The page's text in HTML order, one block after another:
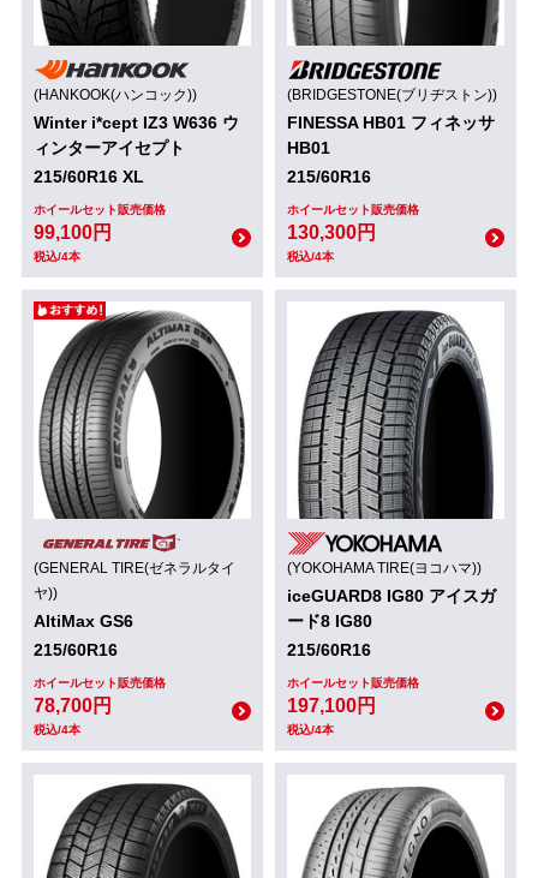
(HANKOOK(ハンコック))
Winter i*cept IZ3 W636 ウ
ィンターアイセプト
215/60R16 XL
ホイールセット販売価格
99,100円
税込/4本
(BRIDGESTONE(ブリヂストン))
FINESSA HB01 フィネッサ
HB01
215/60R16
ホイールセット販売価格
130,300円
税込/4本
(GENERAL TIRE(ゼネラルタイ
ヤ))
AltiMax GS6
215/60R16
ホイールセット販売価格
78,700円
税込/4本
(YOKOHAMA TIRE(ヨコハマ))
iceGUARD8 IG80 アイスガ
ード8 IG80
215/60R16
ホイールセット販売価格
197,100円
税込/4本